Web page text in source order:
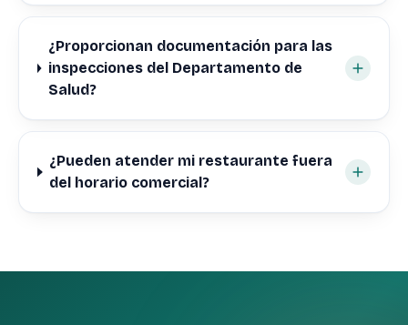
¿Proporcionan documentación para las
inspecciones del Departamento de
Salud?
¿Pueden atender mi restaurante fuera
del horario comercial?